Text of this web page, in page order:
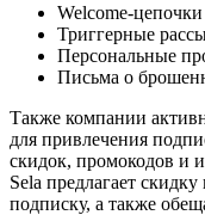
Welcome-цепочки
Триггерные
Персональные
Письма о
Также компании
для привлечения
скидок, промокодов и
Sela предлагает
подписку, а также